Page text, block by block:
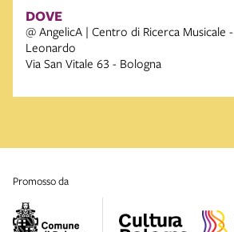
DOVE
@ AngelicA | Centro di Ricerca Musicale
Leonardo
Via San Vitale 63 - Bologna
promosso da